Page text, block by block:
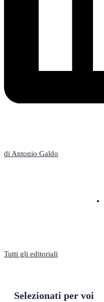
di Antonio Galdo
Tutti gli editoriali
Selezionati per voi